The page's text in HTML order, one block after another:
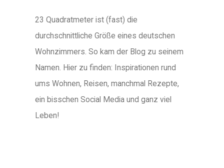
23 Quadratmeter ist (fast) die
durchschnittliche Größe eines deutschen
Wohnzimmers. So kam der Blog zu seinem
Namen. Hier zu finden: Inspirationen rund
ums Wohnen, Reisen, manchmal Rezepte,
ein bisschen Social Media und ganz viel
Leben!